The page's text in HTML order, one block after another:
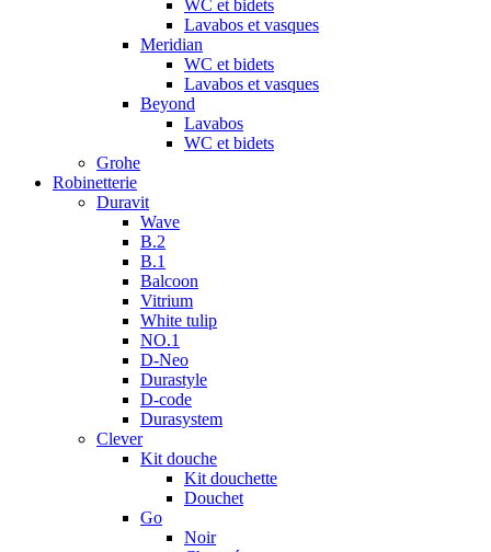
WC et bidets
Lavabos et vasques
Meridian
WC et bidets
Lavabos et vasques
Beyond
Lavabos
WC et bidets
Grohe
Robinetterie
Duravit
Wave
B.2
B.1
Balcoon
Vitrium
White tulip
NO.1
D-Neo
Durastyle
D-code
Durasystem
Clever
Kit douche
Kit douchette
Douchet
Go
Noir